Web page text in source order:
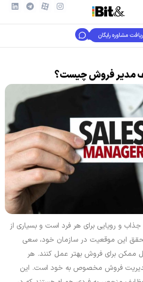
مشاوره رایگان
مدیر فروش چیست؟
و رویایی برای هر فرد است و بسیاری از
تحقق این موقعیت در سازمان خود، سعی
ممکن برای فروش بهتر عمل کنند. هر
فروش مخصوص به خود است. این